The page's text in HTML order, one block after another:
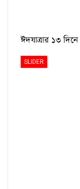
ঈদযাত্রার ১৩
SLIDER